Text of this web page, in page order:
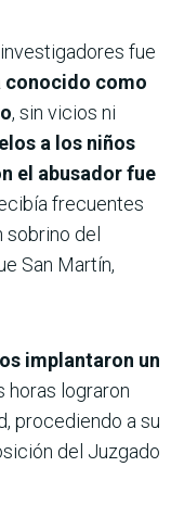
fue
conocido como
, sin vicios ni
a los niños
el abusador fue
frecuentes
sobrino del
San Martín,
implantaron un
horas lograron
procediendo a su
del Juzgado